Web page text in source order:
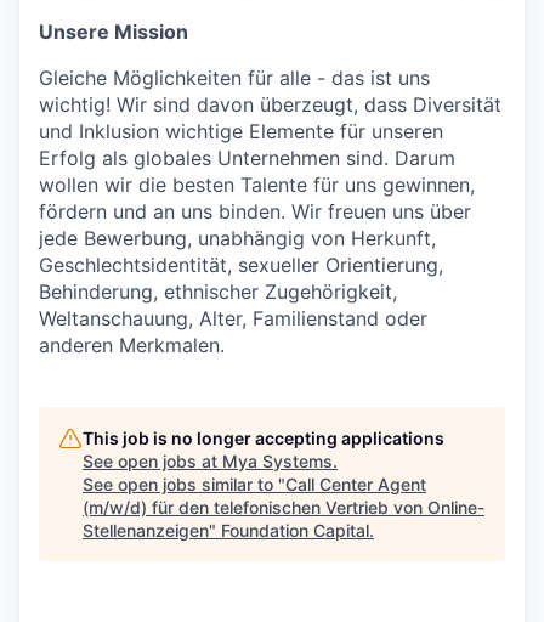
Unsere Mission
Gleiche Möglichkeiten für alle - das ist uns
wichtig! Wir sind davon überzeugt, dass Diversität
und Inklusion wichtige Elemente für unseren
Erfolg als globales Unternehmen sind. Darum
wollen wir die besten Talente für uns gewinnen,
fördern und an uns binden. Wir freuen uns über
jede Bewerbung, unabhängig von Herkunft,
Geschlechtsidentität, sexueller Orientierung,
Behinderung, ethnischer Zugehörigkeit,
Weltanschauung, Alter, Familienstand oder
anderen Merkmalen.
This job is no longer accepting applications
See open jobs at Mya Systems.
See open jobs similar to "Call Center Agent
(m/w/d) für den telefonischen Vertrieb von Online-
Stellenanzeigen" Foundation Capital.